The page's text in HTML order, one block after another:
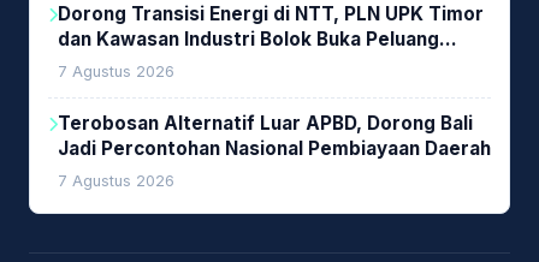
Dorong Transisi Energi di NTT, PLN UPK Timor
dan Kawasan Industri Bolok Buka Peluang
Investasi Woodchip untuk Cofiring PLTU Bolok
7 Agustus 2026
Terobosan Alternatif Luar APBD, Dorong Bali
Jadi Percontohan Nasional Pembiayaan Daerah
7 Agustus 2026